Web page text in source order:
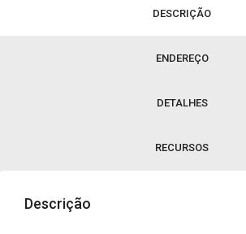
DESCRIÇÃO
ENDEREÇO
DETALHES
RECURSOS
Descrição